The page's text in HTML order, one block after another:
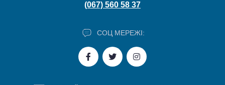
(067) 560 58 37
СОЦ МЕРЕЖІ: